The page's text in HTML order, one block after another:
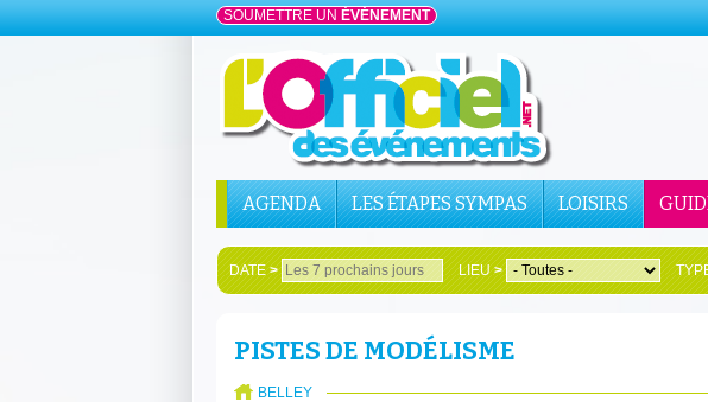
SOUMETTRE UN ÉVÉNEMENT
AGENDA LES ÉTAPES SYMPAS LOISIRS
DATE> LIEU>
PISTES DE MODÉLISME
BELLEY